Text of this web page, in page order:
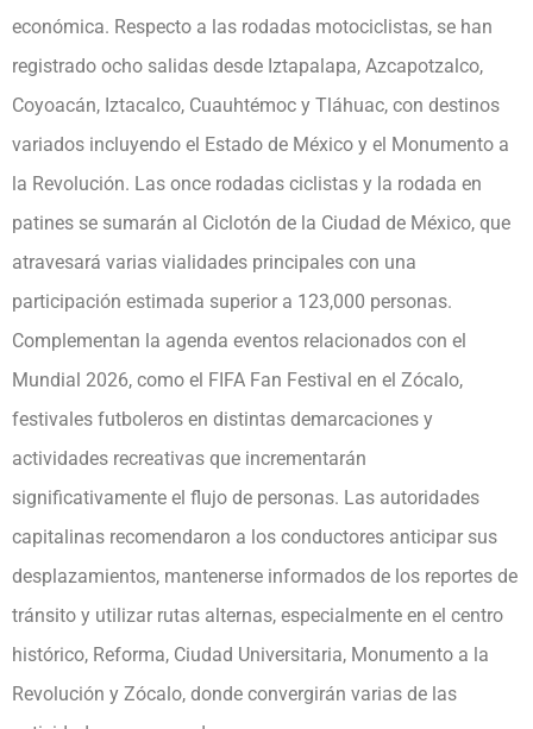
económica. Respecto a las rodadas motociclistas, se han
registrado ocho salidas desde Iztapalapa, Azcapotzalco,
Coyoacán, Iztacalco, Cuauhtémoc y Tláhuac, con destinos
variados incluyendo el Estado de México y el Monumento a
la Revolución. Las once rodadas ciclistas y la rodada en
patines se sumarán al Ciclotón de la Ciudad de México, que
atravesará varias vialidades principales con una
participación estimada superior a 123,000 personas.
Complementan la agenda eventos relacionados con el
Mundial 2026, como el FIFA Fan Festival en el Zócalo,
festivales futboleros en distintas demarcaciones y
actividades recreativas que incrementarán
significativamente el flujo de personas. Las autoridades
capitalinas recomendaron a los conductores anticipar sus
desplazamientos, mantenerse informados de los reportes de
tránsito y utilizar rutas alternas, especialmente en el centro
histórico, Reforma, Ciudad Universitaria, Monumento a la
Revolución y Zócalo, donde convergirán varias de las